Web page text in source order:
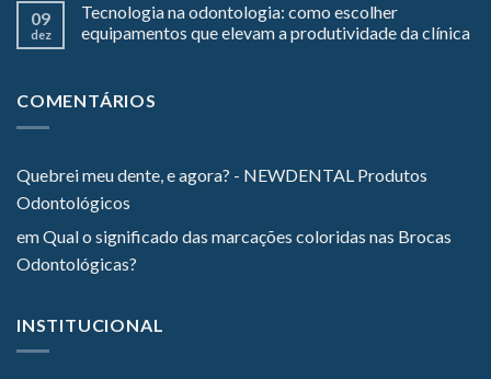
09
dez
Tecnologia na odontologia: como escolher
equipamentos que elevam a produtividade da clínica
COMENTÁRIOS
Quebrei meu dente, e agora? - NEWDENTAL Produtos
Odontológicos
emQual o significado das marcações coloridas nas Brocas
Odontológicas?
INSTITUCIONAL